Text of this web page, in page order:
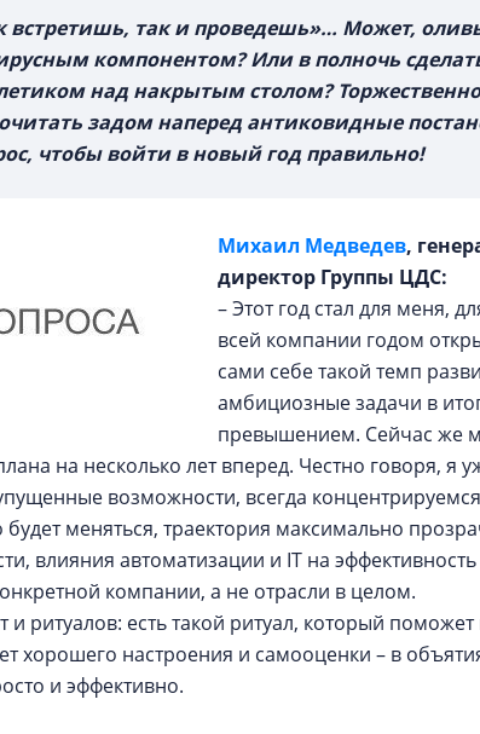
встретишь, так и проведешь»… Может,
компонентом? Или в полночь
над накрытым столом?
задом наперед антиковидные
чтобы войти в новый год правильно!
Михаил Медведев,
директор Группы ЦДС:
– Этот год стал для меня,
всей компании годом
сами себе такой темп
амбициозные задачи в
превышением. Сейчас же
на несколько лет вперед. Честно говоря, я
возможности, всегда
меняться, траектория максимально
влияния автоматизации и IT на
компании, а не отрасли в целом.
ритуалов: есть такой ритуал, который поможет
хорошего настроения и самооценки – в
и эффективно.